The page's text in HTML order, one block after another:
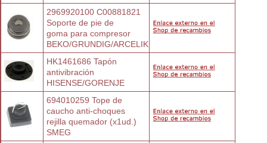
2969920100 C00881821
Soporte de pie de
goma para compresor
BEKO/GRUNDIG/ARCELIK
HK1461686 Tapón
antivibración
HISENSE/GORENJE
694010259 Tope de
caucho anti-choques
rejilla quemador (x1ud.)
SMEG